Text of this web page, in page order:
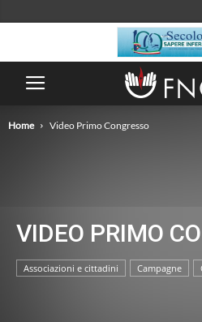
Home Video Primo Congresso
VIDEO PRIMO
Associazioni e cittadini Campagne